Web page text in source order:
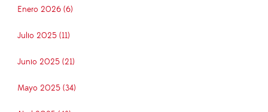
Enero 2026 (6)
Julio 2025 (11)
Junio 2025 (21)
Mayo 2025 (34)